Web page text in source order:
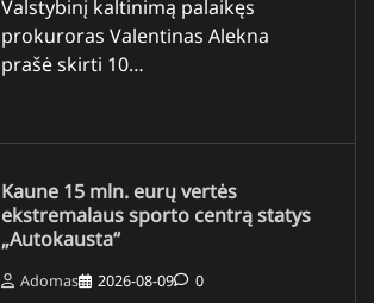
Valstybinį kaltinimą palaikęs
prokuroras Valentinas Alekna
prašė skirti 10…
Kaune 15 mln. eurų vertės
ekstremalaus sporto centrą statys
„Autokausta“
Adomas 2026-08-09 0